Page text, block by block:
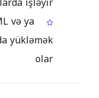
və ya
yükləmək
olar